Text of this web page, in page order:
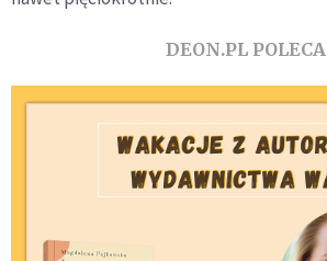
DEON.PL POLECA